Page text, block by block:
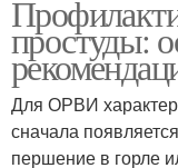
простуды:
Для ОРВИ
сначала
першение в горле